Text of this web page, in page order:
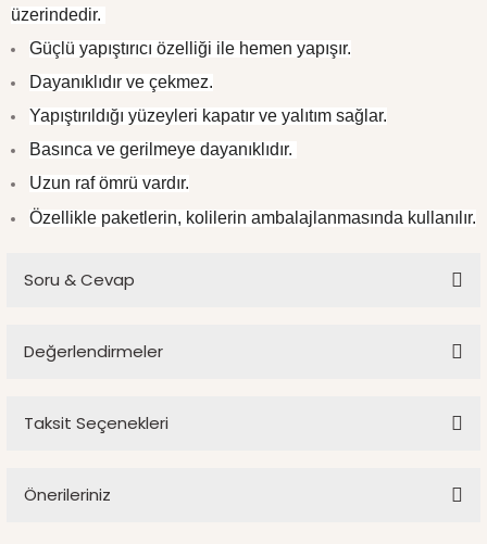
üzerindedir.
Güçlü yapıştırıcı özelliği ile hemen yapışır.
Dayanıklıdır ve çekmez.
Yapıştırıldığı yüzeyleri kapatır ve yalıtım sağlar.
Basınca ve gerilmeye dayanıklıdır.
Uzun raf ömrü vardır.
Özellikle paketlerin, kolilerin ambalajlanmasında kullanılır.
Soru & Cevap
Değerlendirmeler
Taksit Seçenekleri
Önerileriniz